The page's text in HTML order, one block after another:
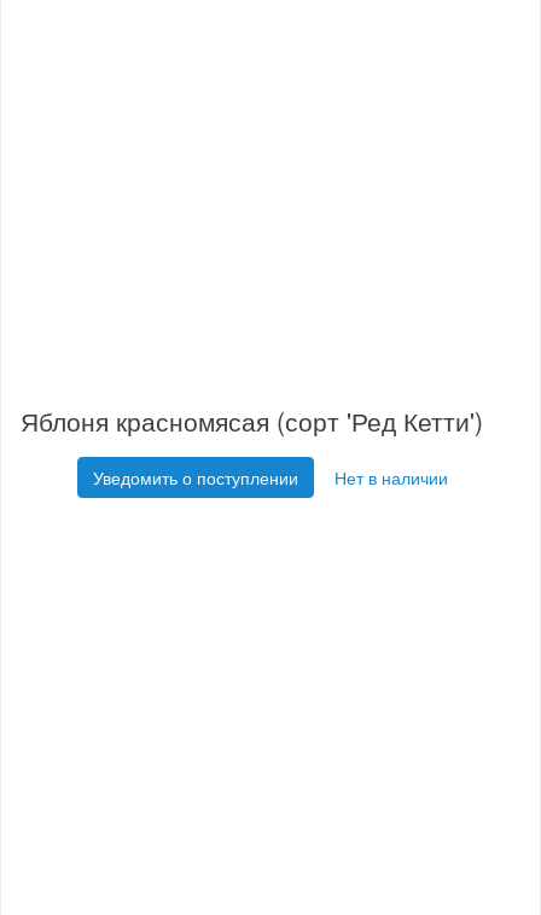
Яблоня красномясая (сорт 'Ред Кетти')
Уведомить о поступлении Нет в наличии